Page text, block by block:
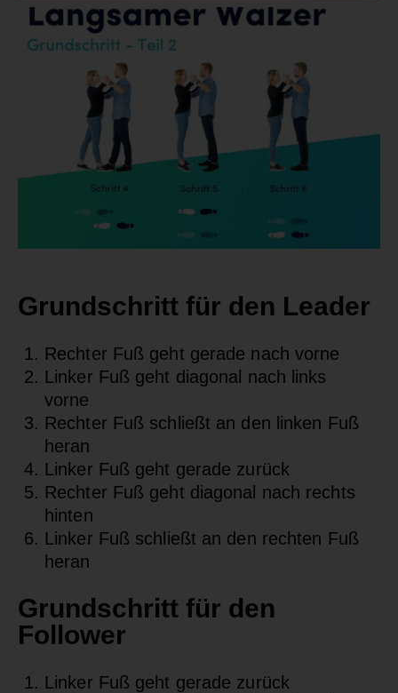
Grundschritt für den Leader
Rechter Fuß geht gerade nach vorne
Linker Fuß geht diagonal nach links
vorne
Rechter Fuß schließt an den linken Fuß
heran
Linker Fuß geht gerade zurück
Rechter Fuß geht diagonal nach rechts
hinten
Linker Fuß schließt an den rechten Fuß
heran
Grundschritt für den
Follower
Linker Fuß geht gerade zurück